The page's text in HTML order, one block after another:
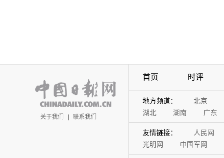
关于我们 | 联系我们
首页 时评
地方频道： 北京
湖北
湖南 广东
友情链接： 人民网
光明网
中国军网